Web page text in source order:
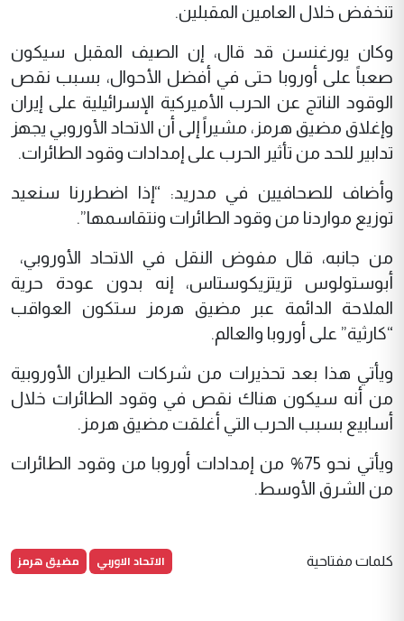
تنخفض خلال العامين المقبلين.
وكان يورغنسن قد قال، إن الصيف المقبل سيكون
صعباً على أوروبا حتى في أفضل الأحوال، بسبب نقص
الوقود الناتج عن الحرب الأميركية الإسرائيلية على إيران
وإغلاق مضيق هرمز، مشيراً إلى أن الاتحاد الأوروبي يجهز
تدابير للحد من تأثير الحرب على إمدادات وقود الطائرات.
وأضاف للصحافيين في مدريد: “إذا اضطررنا سنعيد
توزيع مواردنا من وقود الطائرات ونتقاسمها”.
من جانبه، قال مفوض النقل في الاتحاد الأوروبي، ​
أبوستولوس تزيتزيكوستاس، إنه بدون عودة حرية
الملاحة الدائمة عبر مضيق هرمز ستكون العواقب
“كارثية” على أوروبا والعالم.
ويأتي هذا بعد تحذيرات من شركات الطيران الأوروبية
من أنه سيكون هناك نقص في وقود الطائرات خلال
أسابيع بسبب الحرب التي أغلقت مضيق هرمز.
ويأتي نحو 75% من إمدادات أوروبا من وقود الطائرات
من الشرق الأوسط.
كلمات مفتاحية الاتحاد الاوربي مضيق هرمز